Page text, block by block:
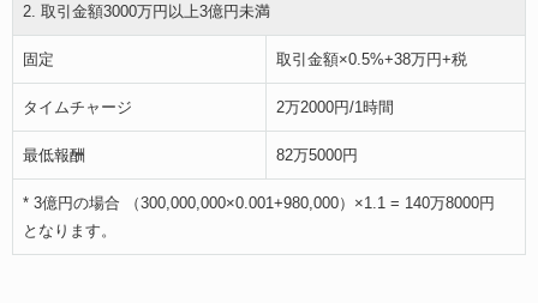
2. 取引金額3000万円以上3億円未満
固定 取引金額×0.5%+38万円+税
タイムチャージ 2万2000円/1時間
最低報酬 82万5000円
* 3億円の場合 （300,000,000×0.001+980,000）×1.1 = 140万8000円
となります。